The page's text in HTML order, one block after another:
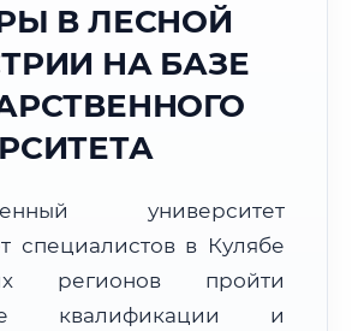
Пятница, 7 Августа
🌇 Закат: 19:24
Световой день: 13 ч. 55 мин.
г. Куляб
Республика Таджикистан
+992 (3322)
735300–735310
В ЛЕСНОЙ
НА БАЗЕ
университет
специалистов в Кулябе
регионов пройти
квалификации и